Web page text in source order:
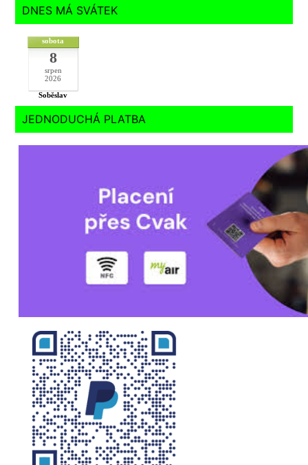
DNES MÁ SVÁTEK
sobota
8
srpen
2026
Soběslav
JEDNODUCHÁ PLATBA